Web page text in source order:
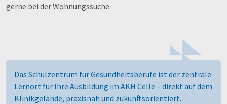
gerne bei der Wohnungssuche.
Das Schulzentrum für Gesundheitsberufe ist der zentrale
Lernort für Ihre Ausbildung im AKH Celle – direkt auf dem
Klinikgelände, praxisnah und zukunftsorientiert.